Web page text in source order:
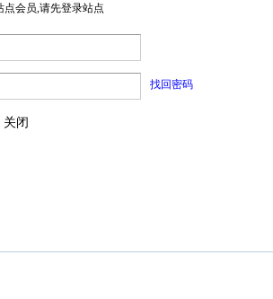
点会员,请先登录站点
找回密码
关闭